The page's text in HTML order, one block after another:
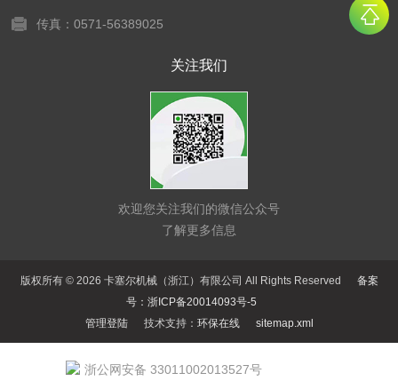
传真：0571-56389025
关注我们
欢迎您关注我们的微信公众号
了解更多信息
版权所有 © 2026 卡塞尔机械（浙江）有限公司 All Rights Reserved 备案
号：浙ICP备20014093号-5
管理登陆技术支持： 环保在线 sitemap.xml
浙公网安备 33011002013527号